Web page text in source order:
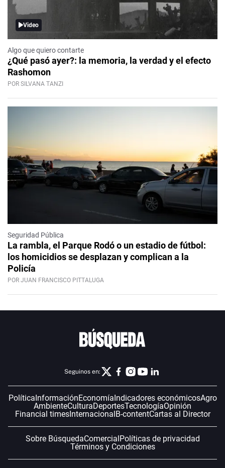
Video
Algo que quiero contarte
¿Qué pasó ayer?: la memoria, la verdad y el efecto
Rashomon
POR SILVANA TANZI
Seguridad Pública
La rambla, el Parque Rodó o un estadio de fútbol:
los homicidios se desplazan y complican a la
Policía
POR JUAN FRANCISCO PITTALUGA
Seguinos en:
Política InformaciónEconomía Indicadores económicosAgro
AmbienteCulturaDeportesTecnologíaOpinión
Financial timesInternacional B-contentCartas al Director
Sobre BúsquedaComercial Políticas de privacidad
Términos y Condiciones